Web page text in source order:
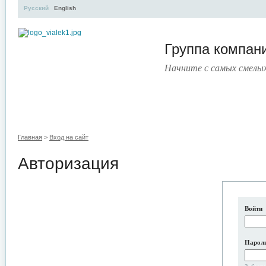
Группа
Начните с самых
Русский English
Главная > Вход на сайт
Авторизация
Войти